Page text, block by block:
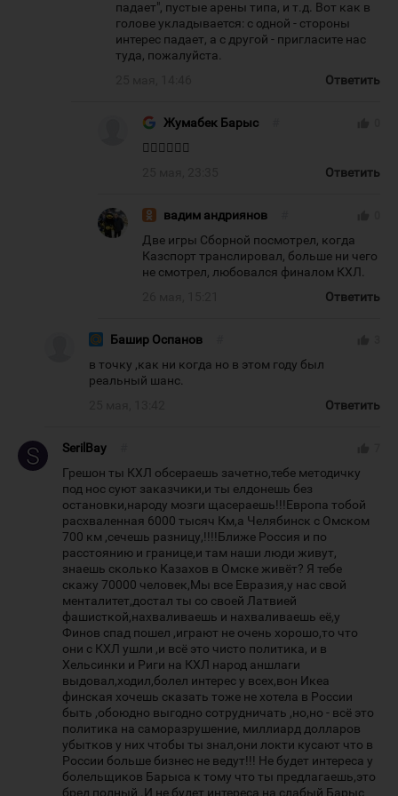
падает", пустые арены типа, и т.д. Вот как в
голове укладывается: с одной - стороны
интерес падает, а с другой - пригласите нас
туда, пожалуйста.
Ответить
Жумабек Барыс
👍🏻👍🏻👍🏻
Ответить
вадим андриянов
Две игры Сборной посмотрел, когда
Казспорт транслировал, больше ни чего
не смотрел, любовался финалом КХЛ.
Ответить
Башир Оспанов
в точку ,как ни когда но в этом году был
реальный шанс.
Ответить
SerilBay
Грешон ты КХЛ обсераешь зачетно,тебе методичку
под нос суют заказчики,и ты елдонешь без
остановки,народу мозги щасераешь!!!Европа тобой
расхваленная 6000 тысяч Км,а Челябинск с Омском
700 км ,сечешь разницу,!!!!Ближе Россия и по
расстоянию и границе,и там наши люди живут,
знаешь сколько Казахов в Омске живёт? Я тебе
скажу 70000 человек,Мы все Евразия,у нас свой
менталитет,достал ты со своей Латвией
фашисткой,нахваливаешь и нахваливаешь её,у
Финов спад пошел ,играют не очень хорошо,то что
они с КХЛ ушли ,и всё это чисто политика, и в
Хельсинки и Риги на КХЛ народ аншлаги
выдовал,ходил,болел интерес у всех,вон Икеа
финская хочешь сказать тоже не хотела в России
быть ,обоюдно выгодно сотрудничать ,но,но - всё это
политика на саморазрушение, миллиард долларов
убытков у них чтобы ты знал,они локти кусают что в
России больше бизнес не ведут!!! Не будет интереса у
болельщиков Барыса к тому что ты предлагаешь,это